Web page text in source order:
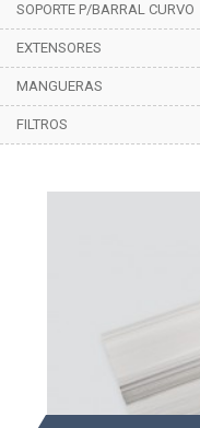
SOPORTE P/BARRAL CURVO
EXTENSORES
MANGUERAS
FILTROS